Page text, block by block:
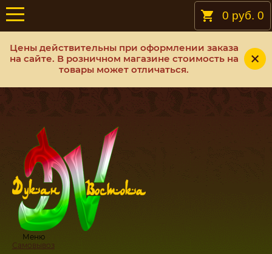
Цены действительны при оформлении заказа
на сайте. В розничном магазине стоимость на
товары может отличаться.
Меню
Самовывоз
0 руб. 0